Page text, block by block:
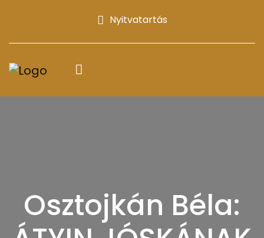
Nyitvatartás
Osztojkán Béla: